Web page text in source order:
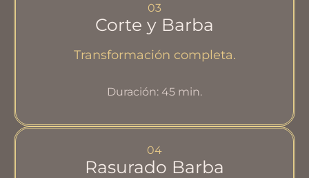
03
Transformación completa.
Corte y Barba
Duración: 45 min.
04
Rasurado Barba